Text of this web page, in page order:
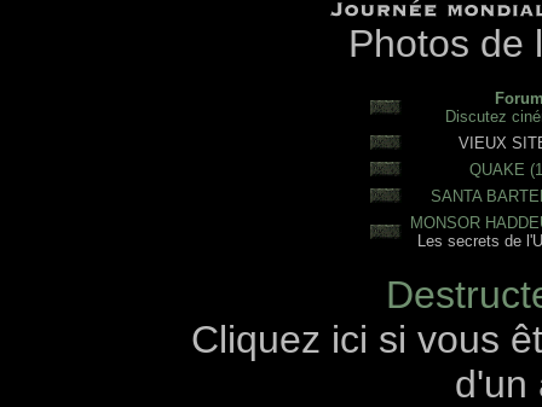
Photos de
Discutez
VIEUX
QUAKE
SANTA
MONSOR
Les secrets de
Cliquez ici si vous
d'un